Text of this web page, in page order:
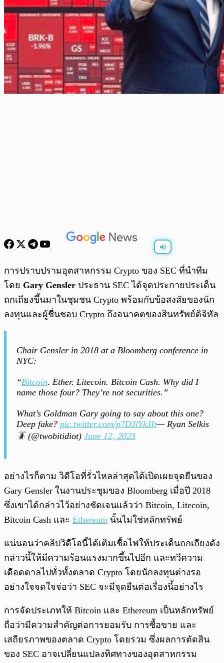
พร้อมเล่น /0:00
การปราบปรามอุตสาหกรรม Crypto ของ SEC ที่นำทีม
โดย Gary Gensler ประธาน SEC ได้จุดประกายประเด็น
ถกเถียงขึ้นมาในชุมชน Crypto พร้อมกับข้อสงสัยของนัก
ลงทุนและผู้ชื่นชอบ Crypto ถึงอนาคตของสินทรัพย์ดิจิทัล
Chair Gensler in 2018 at a Bloomberg conference in
NYC:
“Bitcoin. Ether. Litecoin. Bitcoin Cash. Why did I
name those four? They’re not securities.”
What’s Goldman Gary going to say about this one?
Deep fake? pic.twitter.com/p7DJlYkJIt— Ryan Selkis
🪳 (@twobitidiot) June 12, 2023
อย่างไรก็ตาม วิดีโอที่รั่วไหลล่าสุดได้เปิดเผยจุดยืนของ
Gary Gensler ในงานประชุมของ Bloomberg เมื่อปี 2018
ซึ่งเขาได้กล่าวไว้อย่างชัดเจนแล้วว่า Bitcoin, Litecoin,
Bitcoin Cash และ Ethereum นั้นไม่ใช่หลักทรัพย์
แน่นอนว่าคลิปวิดีโอนี้ได้เติมเชื้อไฟให้ประเด็นถกเถียงดัง
กล่าวนี้ให้มีความร้อนแรงมากขึ้นไปอีก และทวีความ
เดือดดาลไปทั่วทั้งตลาด Crypto โดยนักลงทุนต่างรอ
อย่างใจจดใจจ่อว่า SEC จะมีจุดยืนต่อเรื่องนี้อย่างไร
การจัดประเภทให้ Bitcoin และ Ethereum เป็นหลักทรัพย์
ถือว่ามีความสำคัญต่อการยอมรับ การซื้อขาย และ
เสถียรภาพของตลาด Crypto โดยรวม ซึ่งผลการตัดสิน
ของ SEC อาจเปลี่ยนแปลงทิศทางของอุตสาหกรรม